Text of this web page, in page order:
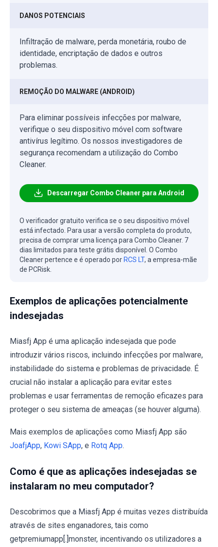
DANOS POTENCIAIS
Infiltração de malware, perda monetária, roubo de
identidade, encriptação de dados e outros
problemas.
REMOÇÃO DO MALWARE (ANDROID)
Para eliminar possíveis infecções por malware,
verifique o seu dispositivo móvel com software
antivírus legítimo. Os nossos investigadores de
segurança recomendam a utilização do Combo
Cleaner.
Descarregar Combo Cleaner para Android
O verificador gratuito verifica se o seu dispositivo móvel
está infectado. Para usar a versão completa do produto,
precisa de comprar uma licença para Combo Cleaner. 7
dias limitados para teste grátis disponível. O Combo
Cleaner pertence e é operado por RCS LT, a empresa-mãe
de PCRisk.
Exemplos de aplicações potencialmente
indesejadas
Miasfj App é uma aplicação indesejada que pode
introduzir vários riscos, incluindo infecções por malware,
instabilidade do sistema e problemas de privacidade. É
crucial não instalar a aplicação para evitar estes
problemas e usar ferramentas de remoção eficazes para
proteger o seu sistema de ameaças (se houver alguma).
Mais exemplos de aplicações como Miasfj App são
JoafjApp, Kowi SApp, e Rotq App.
Como é que as aplicações indesejadas se
instalaram no meu computador?
Descobrimos que a Miasfj App é muitas vezes distribuída
através de sites enganadores, tais como
getpremiumapp[.]monster, incentivando os utilizadores a